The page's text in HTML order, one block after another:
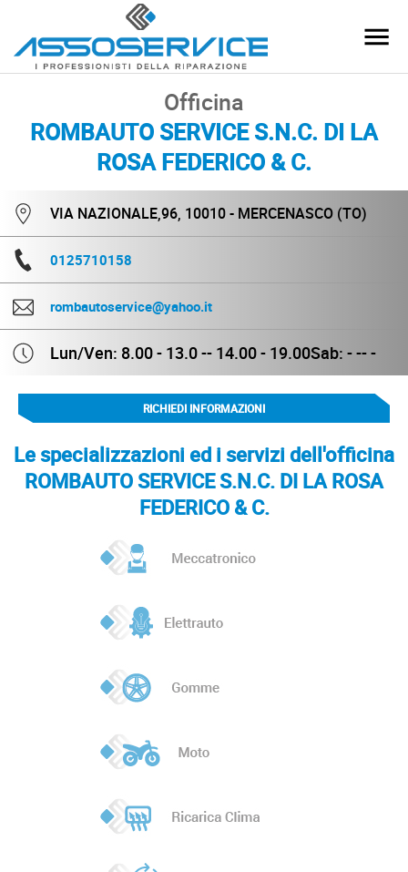
Officina
ROMBAUTO SERVICE S.N.C. DI LA
ROSA FEDERICO & C.
VIA NAZIONALE,96, 10010 - MERCENASCO (TO)
0125710158
rombautoservice@yahoo.it
Lun/Ven: 8.00 - 13.0 -- 14.00 - 19.00Sab: - -- -
RICHIEDI INFORMAZIONI
Le specializzazioni ed i servizi dell'officina
ROMBAUTO SERVICE S.N.C. DI LA ROSA
FEDERICO & C.